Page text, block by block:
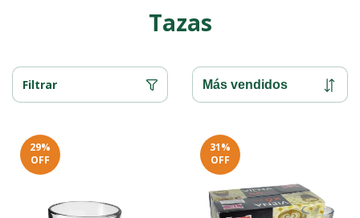
Tazas
Filtrar
29%
OFF
31%
OFF